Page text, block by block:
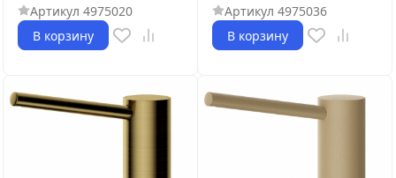
Артикул 4975020
В корзину
Артикул 4975036
В корзину